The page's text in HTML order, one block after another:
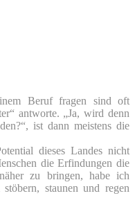
Beruf fragen sind oft
antworte. „Ja, wird denn
ist dann meistens die
dieses Landes nicht
die Erfindungen die
zu bringen, habe ich
staunen und regen